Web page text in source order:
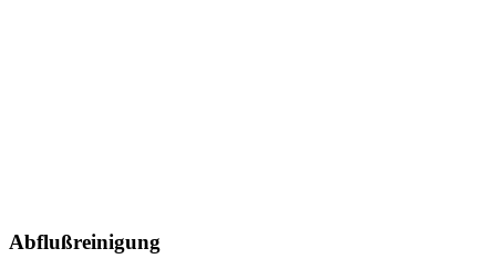
Abflußreinigung